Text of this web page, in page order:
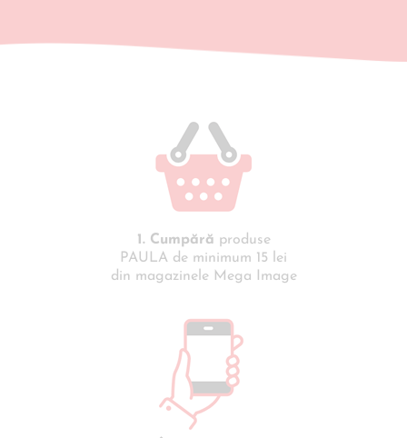
1. Cumpără produse
PAULA de minimum 15 lei
din magazinele Mega Image